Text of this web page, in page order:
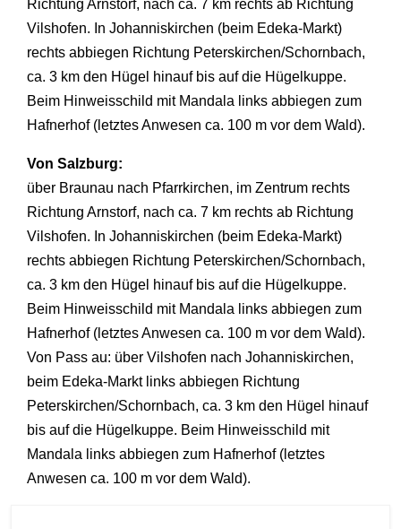
Richtung Arnstorf, nach ca. 7 km rechts ab Richtung
Vilshofen. In Johanniskirchen (beim Edeka-Markt)
rechts abbiegen Richtung Peterskirchen/Schornbach,
ca. 3 km den Hügel hinauf bis auf die Hügelkuppe.
Beim Hinweisschild mit Mandala links abbiegen zum
Hafnerhof (letztes Anwesen ca. 100 m vor dem Wald).
Von Salzburg:
über Braunau nach Pfarrkirchen, im Zentrum rechts
Richtung Arnstorf, nach ca. 7 km rechts ab Richtung
Vilshofen. In Johanniskirchen (beim Edeka-Markt)
rechts abbiegen Richtung Peterskirchen/Schornbach,
ca. 3 km den Hügel hinauf bis auf die Hügelkuppe.
Beim Hinweisschild mit Mandala links abbiegen zum
Hafnerhof (letztes Anwesen ca. 100 m vor dem Wald).
Von Pass au: über Vilshofen nach Johanniskirchen,
beim Edeka-Markt links abbiegen Richtung
Peterskirchen/Schornbach, ca. 3 km den Hügel hinauf
bis auf die Hügelkuppe. Beim Hinweisschild mit
Mandala links abbiegen zum Hafnerhof (letztes
Anwesen ca. 100 m vor dem Wald).